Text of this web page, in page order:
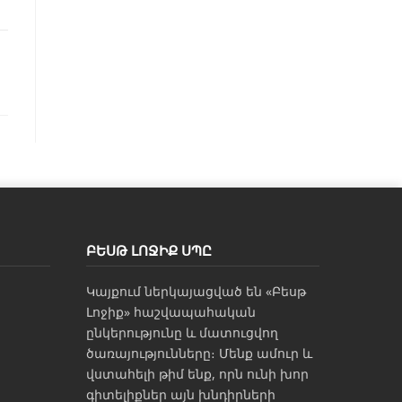
ԲԵՍԹ ԼՈՋԻՔ ՍՊԸ
Կայքում ներկայացված են «Բեսթ
Լոջիք» հաշվապահական
ընկերությունը և մատուցվող
ծառայությունները։ Մենք ամուր և
վստահելի թիմ ենք, որն ունի խոր
գիտելիքներ այն խնդիրների